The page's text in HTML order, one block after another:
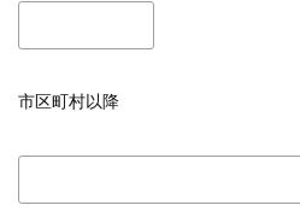
市区町村以降